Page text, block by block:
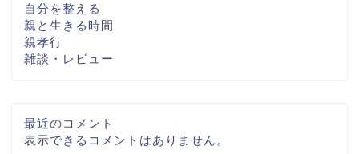
自分を整える
親と生きる時間
親孝行
雑談・レビュー
最近のコメント
表示できるコメントはありません。